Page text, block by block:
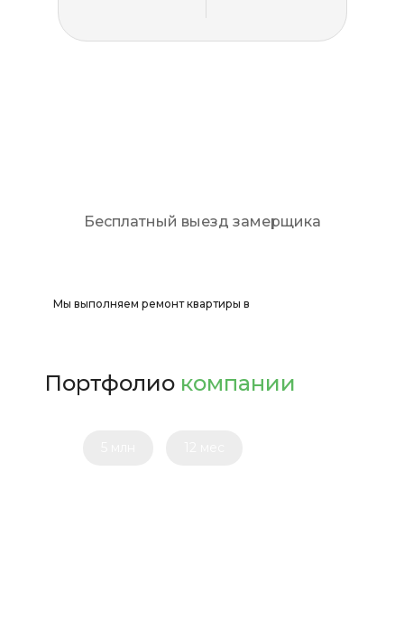
Бесплатный выезд замерщика
Мы выполняем ремонт квартиры в
Портфолио компании